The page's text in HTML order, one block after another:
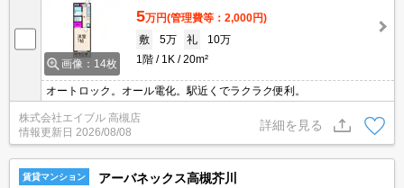
画像：14枚
5万円(管理費等：2,000円)
敷
5万 礼
10万
1階
1K 20m²
オートロック。オール電化。駅近くでラクラク便利。
株式会社エイブル 高槻店
情報更新日 2026/08/08
詳細を見る
賃貸マンション アーバネックス高槻芥川